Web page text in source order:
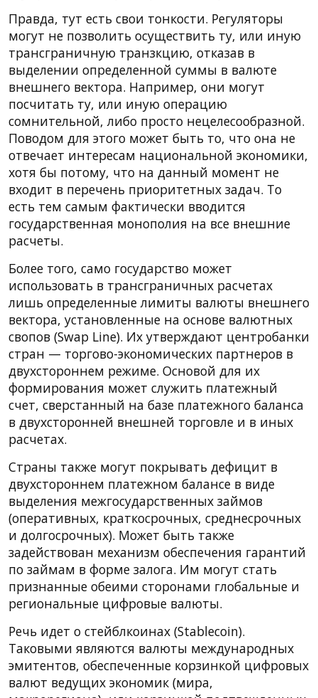
Правда, тут есть свои тонкости. Регуляторы
могут не позволить осуществить ту, или иную
трансграничную транзкцию, отказав в
выделении определенной суммы в валюте
внешнего вектора. Например, они могут
посчитать ту, или иную операцию
сомнительной, либо просто нецелесообразной.
Поводом для этого может быть то, что она не
отвечает интересам национальной экономики,
хотя бы потому, что на данный момент не
входит в перечень приоритетных задач. То
есть тем самым фактически вводится
государственная монополия на все внешние
расчеты.
Более того, само государство может
использовать в трансграничных расчетах
лишь определенные лимиты валюты внешнего
вектора, установленные на основе валютных
свопов (Swap Line). Их утверждают центробанки
стран — торгово-экономических партнеров в
двухстороннем режиме. Основой для их
формирования может служить платежный
счет, сверстанный на базе платежного баланса
в двухсторонней внешней торговле и в иных
расчетах.
Страны также могут покрывать дефицит в
двухстороннем платежном балансе в виде
выделения межгосударственных займов
(оперативных, краткосрочных, среднесрочных
и долгосрочных). Может быть также
задействован механизм обеспечения гарантий
по займам в форме залога. Им могут стать
признанные обеими сторонами глобальные и
региональные цифровые валюты.
Речь идет о стейблкоинах (Stablecoin).
Таковыми являются валюты международных
эмитентов, обеспеченные корзинкой цифровых
валют ведущих экономик (мира,